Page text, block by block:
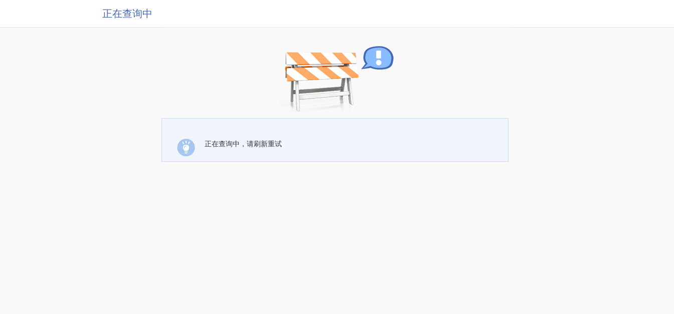
正在查询中
正在查询中，请刷新重试